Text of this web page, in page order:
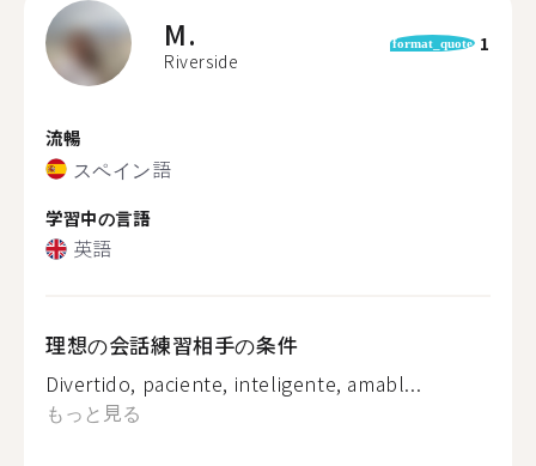
M.
Riverside
format_quote 1
流暢
スペイン語
学習中の言語
英語
理想の会話練習相手の条件
Divertido, paciente, inteligente, amabl...
もっと見る